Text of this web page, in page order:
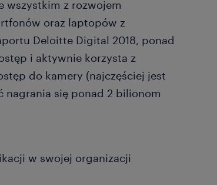
wszystkim z rozwojem
oraz laptopów z
Deloitte Digital 2018, ponad
i aktywnie korzysta z
do kamery (najczęściej jest
nagrania się ponad 2 bilionom